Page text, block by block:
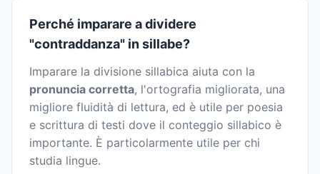
Perché imparare a dividere
"contraddanza" in sillabe?
Imparare la divisione sillabica aiuta con la
pronuncia corretta, l'ortografia migliorata, una
migliore fluidità di lettura, ed è utile per poesia
e scrittura di testi dove il conteggio sillabico è
importante. È particolarmente utile per chi
studia lingue.